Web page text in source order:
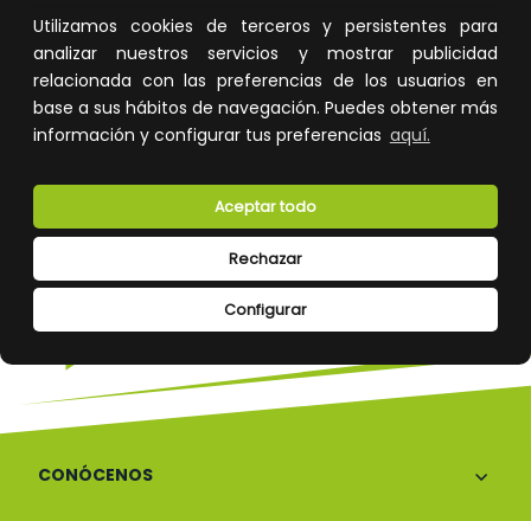
Utilizamos cookies de terceros y persistentes para
analizar nuestros servicios y mostrar publicidad
relacionada con las preferencias de los usuarios en
base a sus hábitos de navegación. Puedes obtener más
información y configurar tus preferencias aquí.
Configurar
Rechazar
Aceptar todo
Devoluciones Pago seguro
Atención al cliente
CONÓCENOS